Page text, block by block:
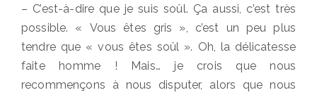
– C’est-à-dire que je suis soûl. Ça aussi, c’est très
possible. « Vous êtes gris », c’est un peu plus
tendre que « vous êtes soûl ». Oh, la délicatesse
faite homme ! Mais… je crois que nous
recommençons à nous disputer, alors que nous